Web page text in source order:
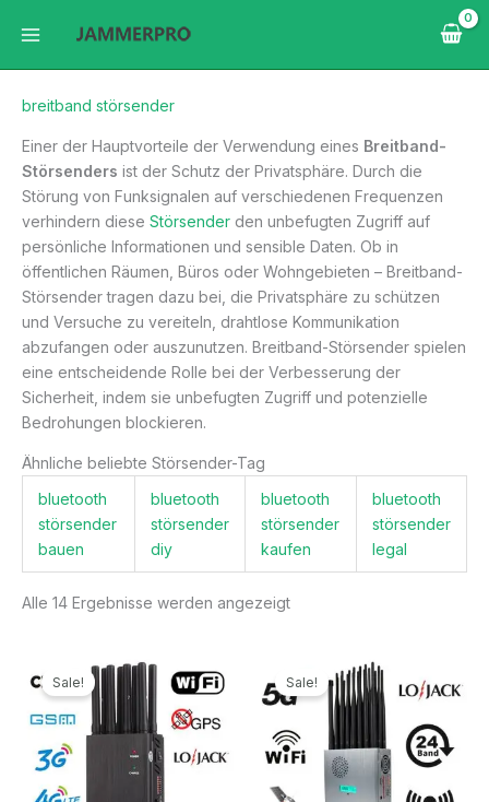
Inhalt
breitband störsender
Einer der Hauptvorteile der Verwendung eines Breitband-
Störsenders ist der Schutz der Privatsphäre. Durch die
Störung von Funksignalen auf verschiedenen Frequenzen
verhindern diese Störsender den unbefugten Zugriff auf
persönliche Informationen und sensible Daten. Ob in
öffentlichen Räumen, Büros oder Wohngebieten – Breitband-
Störsender tragen dazu bei, die Privatsphäre zu schützen
und Versuche zu vereiteln, drahtlose Kommunikation
abzufangen oder auszunutzen. Breitband-Störsender spielen
eine entscheidende Rolle bei der Verbesserung der
Sicherheit, indem sie unbefugten Zugriff und potenzielle
Bedrohungen blockieren.
Ähnliche beliebte Störsender-Tag
bluetooth
störsender
bauen
bluetooth
störsender
diy
bluetooth
störsender
kaufen
bluetooth
störsender
legal
Alle 14 Ergebnisse werden angezeigt
Sale!
Preis
war:
499,99€
Preis
ist:
199,99€.
Sale!
Preis
war:
1.299,00€
ist: